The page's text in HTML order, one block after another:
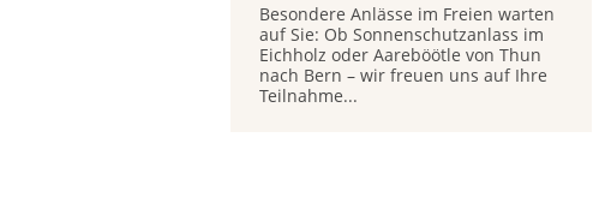
Besondere Anlässe im Freien warten
auf Sie: Ob Sonnenschutzanlass im
Eichholz oder Aareböötle von Thun
nach Bern – wir freuen uns auf Ihre
Teilnahme...